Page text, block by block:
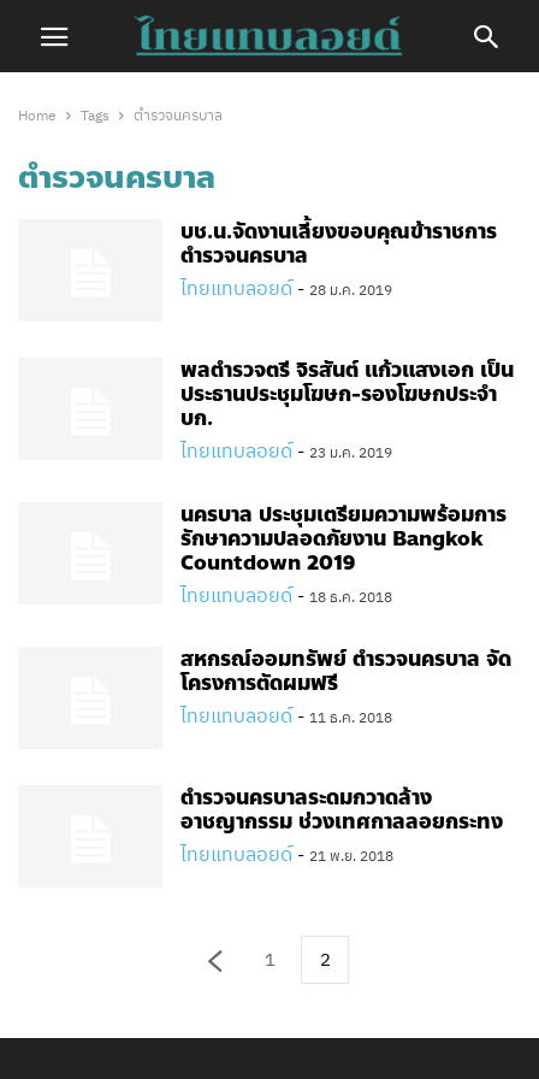
Home Tags ตำรวจนครบาล
ตำรวจนครบาล
บช.น.จัดงานเลี้ยงขอบคุณข้าราชการ
ตำรวจนครบาล
ไทยแทบลอยด์ - 28 ม.ค. 2019
พล​ตำรวจ​ตรี​ จิรสันต์ แก้วแสงเอก เป็น
ประธานประชุมโฆษก-รองโฆษกประจำ
บก.
ไทยแทบลอยด์ - 23 ม.ค. 2019
นครบาล​ ประชุมเตรียมความพร้อมการ
รักษาความปลอดภัยงาน Bangkok
Countdown 2019
ไทยแทบลอยด์ - 18 ธ.ค. 2018
สหกรณ์ออมทรัพย์ ตำรวจนครบาล จัด
โครงการตัดผมฟรี
ไทยแทบลอยด์ - 11 ธ.ค. 2018
ตำรวจนครบาลระดมกวาดล้าง
อาชญากรรม​ ช่วงเทศกาลลอยกระทง
ไทยแทบลอยด์ - 21 พ.ย. 2018
1 2